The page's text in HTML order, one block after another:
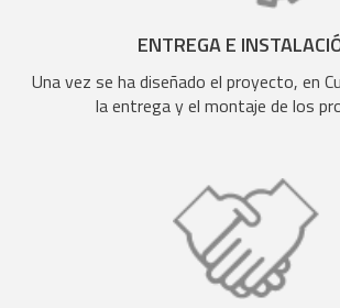
ENTREGA E
Una vez se ha diseñado el proyecto, en
la entrega y el montaje de los